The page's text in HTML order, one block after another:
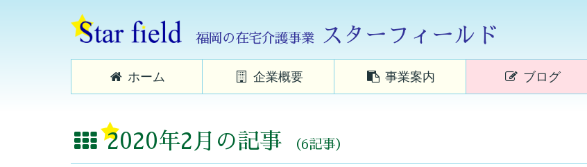
福岡の在宅介護事業 スターフィールド
ホーム 企業概要 事業案内 ブログ
2020年2月の記事 （6記事）